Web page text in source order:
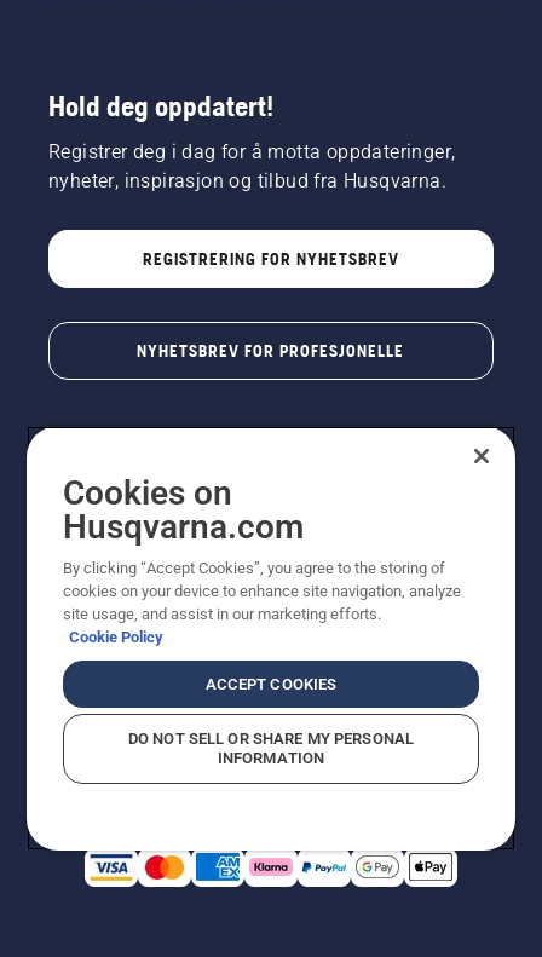
Hold deg oppdatert!
Registrer deg i dag for å motta oppdateringer,
nyheter, inspirasjon og tilbud fra Husqvarna.
REGISTRERING FOR NYHETSBREV
NYHETSBREV FOR PROFESJONELLE
© Husqvarna AB (utgiver). Med enerett. Angitte priser
er veiledende priser. Alle oppgitte priser er veiledende
utsalgspriser (inkl. mva.) med mindre produktet er
tilgjengelig for direkte kjøp.
Rapportering av mistanker om regelbruddÅpenhetsloven
Likestilling
Cookies on
Husqvarna.com
By clicking “Accept Cookies”, you agree to the storing of
cookies on your device to enhance site navigation, analyze
site usage, and assist in our marketing efforts.
Cookie Policy
ACCEPT COOKIES
DO NOT SELL OR SHARE MY PERSONAL
INFORMATION